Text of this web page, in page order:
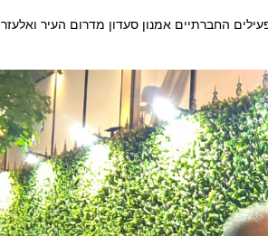
החברתיים אמנון סעדון מדרום העיר ואלעזר